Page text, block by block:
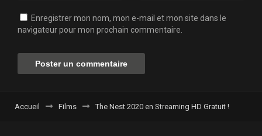
Enregistrer mon nom, mon e-mail et mon site dans le
navigateur pour mon prochain commentaire.
Accueil Films The Nest 2020 en Streaming HD Gratuit !